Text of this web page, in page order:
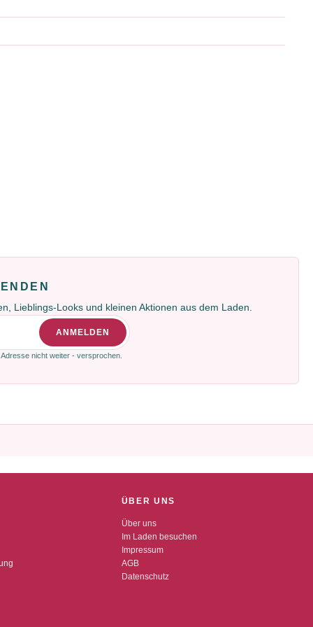
Lieblings-Looks und kleinen Aktionen aus dem Laden.
ANMELDEN
nicht weiter - versprochen.
ÜBER UNS
Über uns
Im Laden besuchen
Impressum
AGB
Datenschutz